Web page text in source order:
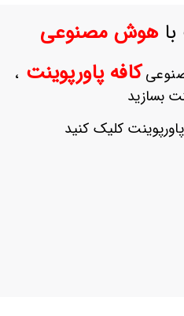
هوش مصنوعی
کافه پاورپوینت ،
بسازید
کلیک کنید